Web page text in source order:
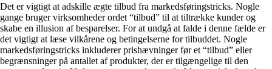
Det er vigtigt at adskille ægte tilbud fra markedsføringstricks. Nogle
gange bruger virksomheder ordet “tilbud” til at tiltrække kunder og
skabe en illusion af besparelser. For at undgå at falde i denne fælde er
det vigtigt at læse vilkårene og betingelserne for tilbuddet. Nogle
markedsføringstricks inkluderer prishævninger før et “tilbud” eller
begrænsninger på antallet af produkter, der er tilgængelige til den